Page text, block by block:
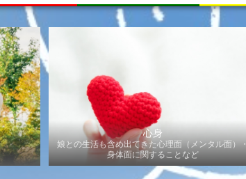
心身
娘との生活も含め出てきた心理面（メンタル面）・
身体面に関することなど